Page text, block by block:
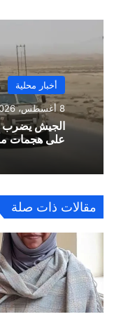
أخبار محلية
8 أغسطس، 2026
الجيش يضرب
على هجمات
مقالات ذات صلة